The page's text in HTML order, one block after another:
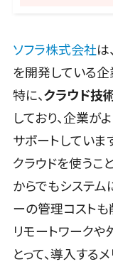
ソフラ株式会社は
を開発している企
特に、クラウド技
しており、企業が
サポートしていま
クラウドを使うこ
からでもシステム
ーの管理コストも
リモートワーク
とって、導入する